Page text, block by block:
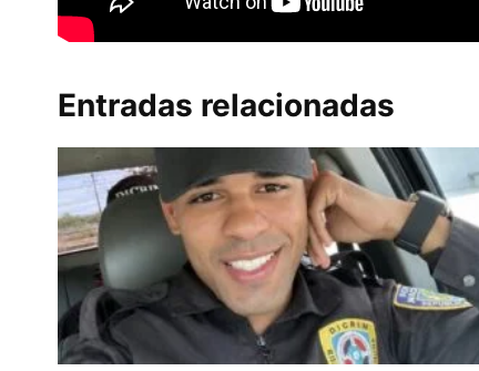
Entradas relacionadas